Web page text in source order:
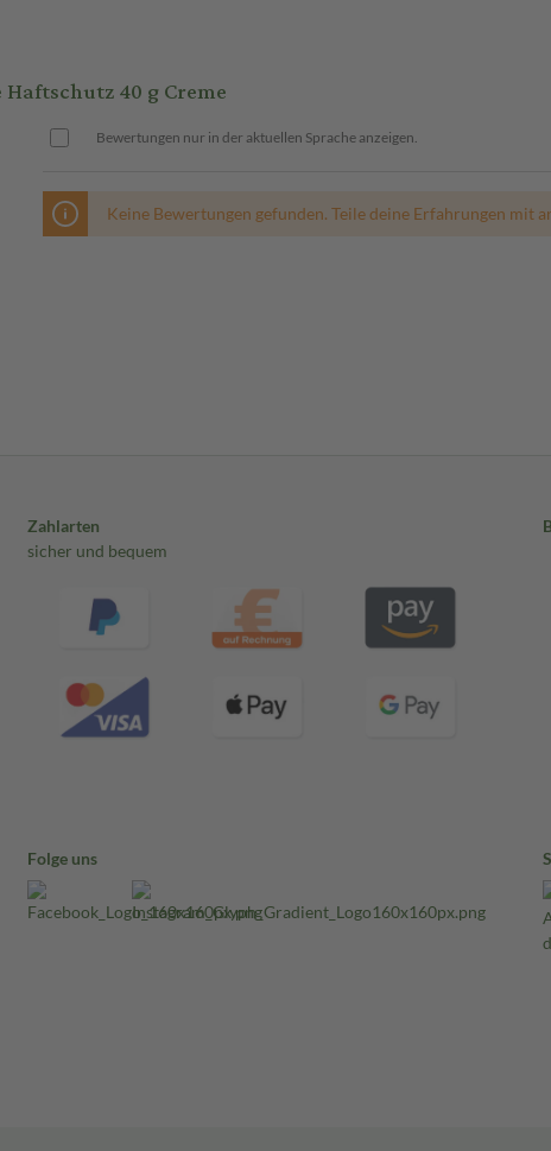
40 g Creme
Bewertungen nur in der aktuellen Sprache anzeigen.
Keine Bewertungen gefunden. Teile deine Erfahrungen mit
Zahlarten
sicher und bequem
Folge uns